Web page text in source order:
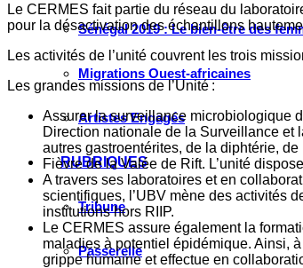
Sénégal 2019 : Le bien-être des
Migrations Ouest-africaines
Artistes Engagés
RUBRIQUES
Tribune
Passerelle
Le CERMES fait partie du réseau du
pour la désactivation des échantillons
Les activités de l’unité couvrent les trois
Les grandes missions de l’Unité :
Assurer la surveillance microbiologique
Direction nationale de la Surveillance et
autres gastroentérites, de la diphtérie,
Fièvre de la Valée de Rift. L’unité
A travers ses laboratoires et en
scientifiques, l’UBV mène des activités
institutions hors RIIP.
Le CERMES assure également la
maladies à potentiel épidémique. Ainsi,
grippe humaine et effectue en